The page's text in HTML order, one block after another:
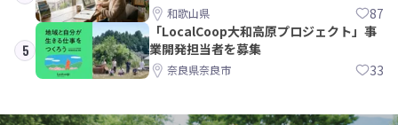
和歌山県 87
5
「LocalCoop大和高原プロジェクト」事
業開発担当者を募集
奈良県奈良市 33